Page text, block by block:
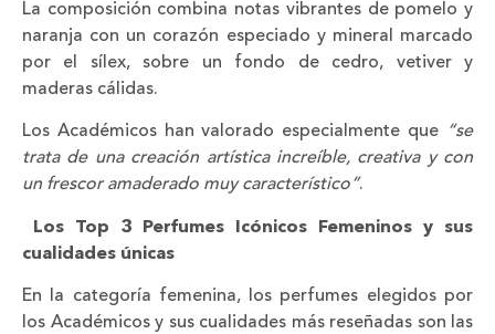
La composición combina notas vibrantes de pomelo y
naranja con un corazón especiado y mineral marcado
por el sílex, sobre un fondo de cedro, vetiver y
maderas cálidas.
Los Académicos han valorado especialmente que
“se
trata de una creación artística increíble, creativa y con
un frescor amaderado muy característico”.
Los Top 3 Perfumes Icónicos Femeninos y sus
cualidades únicas
En la categoría femenina, los perfumes elegidos por
los Académicos y sus cualidades más reseñadas son las